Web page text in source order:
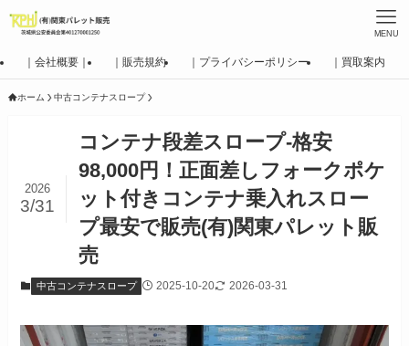
MENU
｜会社概要｜ ｜販売規約 ｜プライバシーポリシー ｜買取案内
ホーム 中古コンテナスロープ
コンテナ段差スロープ-格安
98,000円！正面差しフォークポケ
ット付きコンテナ乗入れスロー
プ最安で販売(有)関東パレット販
売
2026
3/31
中古コンテナスロープ 2025-10-20 2026-03-31